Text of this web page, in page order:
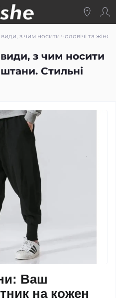
з чим носити чоловічі та
з чим носити
штани. Стильні
Ваш
на кожен